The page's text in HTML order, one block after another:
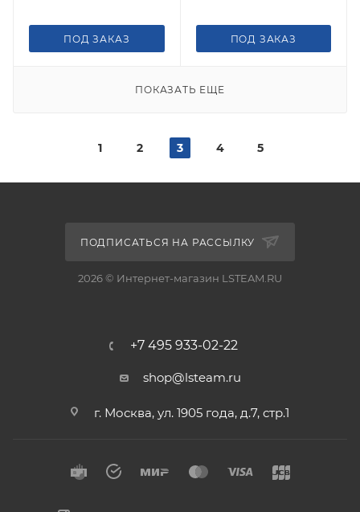
ПОД ЗАКАЗ ПОД ЗАКАЗ
ПОКАЗАТЬ ЕЩЕ
1 2 3 4 5
ПОДПИСАТЬСЯ НА РАССЫЛКУ
2026 © Интернет-магазин LSTEAM.RU
+7 495 933-02-22
shop@lsteam.ru
г. Москва, ул. 1905 года, д.7, стр.1